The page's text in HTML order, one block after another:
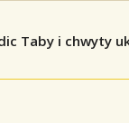
Taby i chwyty